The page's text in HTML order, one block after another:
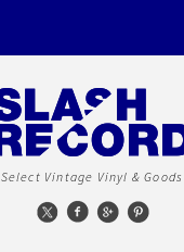
Select Vintage Vinyl & Goods